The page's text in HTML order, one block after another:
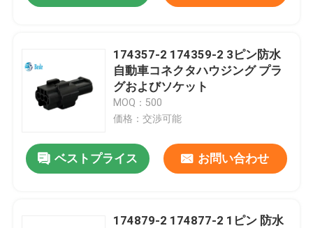
174357-2 174359-2 3ピン防水
自動車コネクタハウジング プラ
グおよびソケット
MOQ：500
価格：交渉可能
ベストプライス お問い合わせ
174879-2 174877-2 1ピン 防水